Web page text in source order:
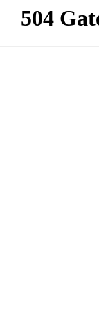
504